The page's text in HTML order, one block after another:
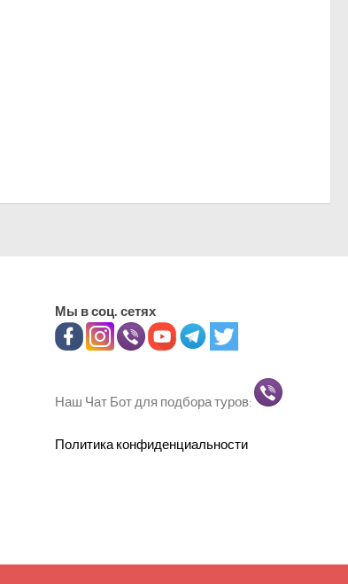
Мы в соц. сетях
Наш Чат Бот для подбора туров:
Политика конфиденциальности